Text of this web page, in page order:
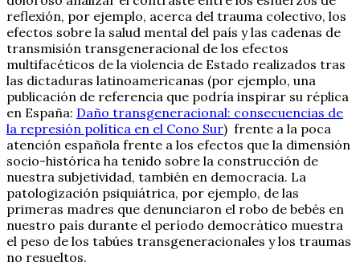
reflexión, por ejemplo, acerca del trauma colectivo, los
efectos sobre la salud mental del país y las cadenas de
transmisión transgeneracional de los efectos
multifacéticos de la violencia de Estado realizados tras
las dictaduras latinoamericanas (por ejemplo, una
publicación de referencia que podría inspirar su réplica
en España: Daño transgeneracional: consecuencias de
la represión política en el Cono Sur) frente a la poca
atención española frente a los efectos que la dimensión
socio-histórica ha tenido sobre la construcción de
nuestra subjetividad, también en democracia. La
patologización psiquiátrica, por ejemplo, de las
primeras madres que denunciaron el robo de bebés en
nuestro país durante el período democrático muestra
el peso de los tabúes transgeneracionales y los traumas
no resueltos.